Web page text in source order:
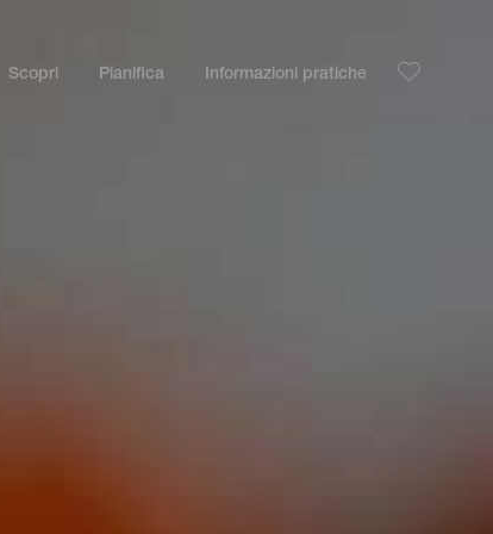
Scopri Pianifica Informazioni pratiche